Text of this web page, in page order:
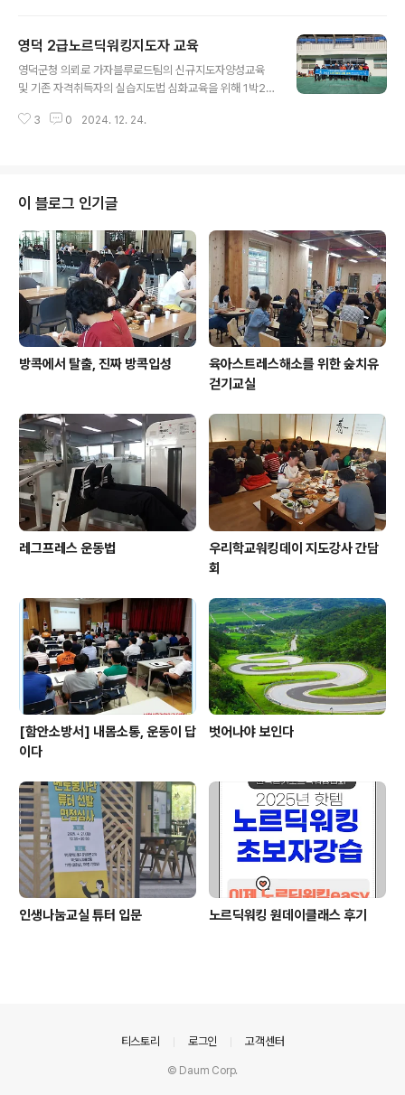
로 고생하시는 분들이 많습니다. 야외활동시 방한 잘 하시
고 재충전의 계절인만큼 뭐든 쉬엄쉬엄 하세요 :))2급지도
자자격취득교육 문의https://naver.me/xs3WeTQD 2
버 폼 설문에 바로 참여해 보세요.form.naver.com#010
영덕 2급노르딕워킹지도자 교육
영덕군청 의뢰로 가자블루로드팀의 신규지도자양성교육
및 기존 자격취득자의 실습지도법 심화교육을 위해 1박2
아침입니다.숙소 인근 부산해장국(돼지국밥)에서 매생이굴
분일까요?지금은 잠시 병원 진료차 대도시로 나가 계신다
고 합니다. 인근 카페에 와서 잠시 휴식을 가집니다.이곳에
더 오래 머물고 싶지만 따뜻한 커피 한잔하고 다시 교육장
으로 가야합니다. 아쉽네요^^다음에 또 오고 싶습니다.
3 0 2024. 12. 24.
이 블로그 인기글
방콕에서 탈출, 진짜 방콕입성
육아스트레스해소를 위한 숲치유
걷기교실
레그프레스 운동법
우리학교워킹데이 지도강사 간담
회
[함안소방서] 내몸소통, 운동이 답
이다
벗어나야 보인다
인생나눔교실 튜터 입문 노르딕워킹 원데이클래스 후기
티스토리 로그인 고객센터
© Daum Corp.